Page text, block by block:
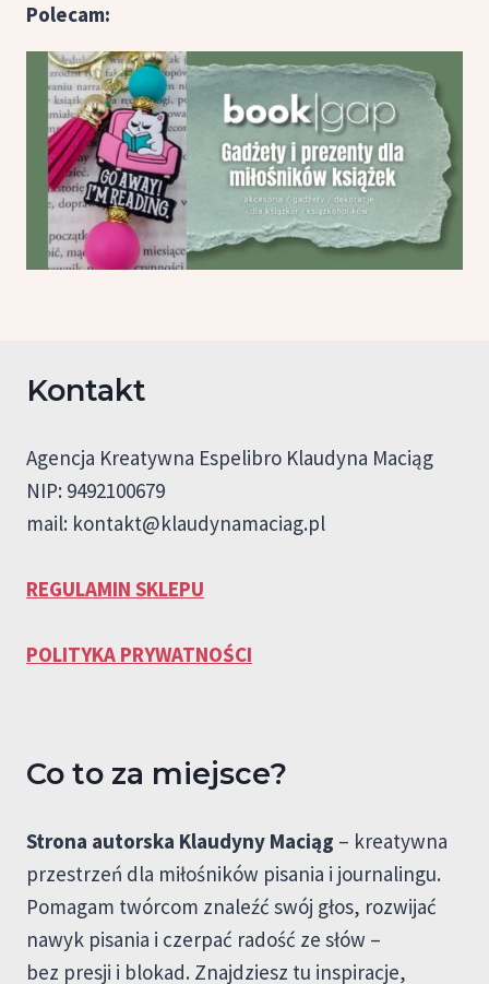
Polecam:
Kontakt
Agencja Kreatywna Espelibro Klaudyna Maciąg
NIP: 9492100679
mail: kontakt@klaudynamaciag.pl
REGULAMIN SKLEPU
POLITYKA PRYWATNOŚCI
Co to za miejsce?
Strona autorska Klaudyny Maciąg – kreatywna
przestrzeń dla miłośników pisania i journalingu.
Pomagam twórcom znaleźć swój głos, rozwijać
nawyk pisania i czerpać radość ze słów –
bez presji i blokad. Znajdziesz tu inspiracje,